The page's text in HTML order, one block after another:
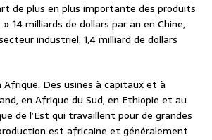
de plus en plus importante des produits
14 milliards de dollars par an en Chine,
industriel. 1,4 milliard de dollars
Afrique. Des usines à capitaux et à
en Afrique du Sud, en Ethiopie et au
de l’Est qui travaillent pour de grandes
est africaine et généralement